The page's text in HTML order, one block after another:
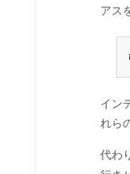
アス
イン
れら
代わ